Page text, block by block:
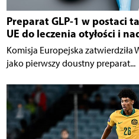
Preparat GLP-1 w postaci
UE do leczenia otyłości i
Komisja Europejska zatwierdziła
jako pierwszy doustny preparat...